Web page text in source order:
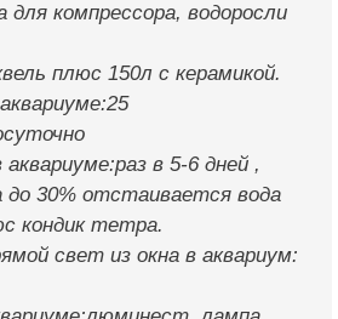
для компрессора, водоросли
плюс 150л с керамикой.
в 5-6 дней ,
до 30% отстаивается вода
кондик тетра.
свет из окна в аквариум: